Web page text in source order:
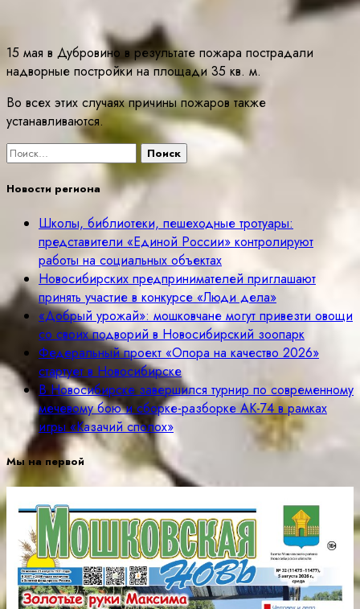
15 мая в Дубровино в результате пожара пострадали
надворные постройки на площади 35 кв. м.
Во всех этих случаях причины пожаров также
устанавливаются.
Найти:
Новости региона
Школы, библиотеки, пешеходные тротуары:
представители «Единой России» контролируют
работы на социальных объектах
Новосибирских предпринимателей приглашают
принять участие в конкурсе «Люди дела»
«Добрый урожай»: мошковчане могут привезти овощи
со своих подворий в Новосибирский зоопарк
Федеральный проект «Опора на качество 2026»
стартует в Новосибирске
В Новосибирске завершился турнир по современному
мечевому бою и сборке-разборке АК-74 в рамках
игры «Казачий сполох»
Мы на первой